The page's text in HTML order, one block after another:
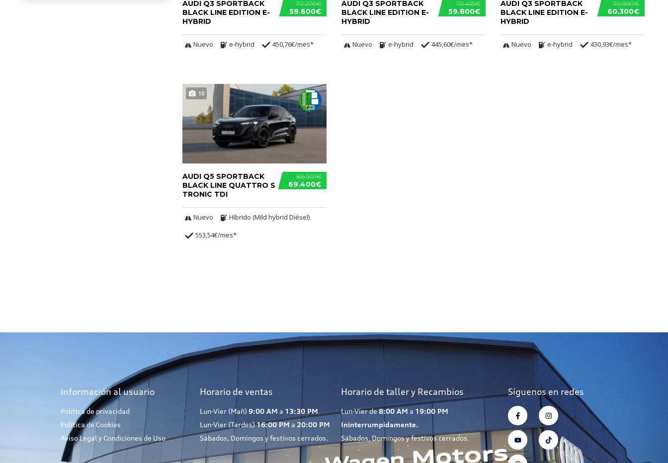
70.276€
59.600€
AUDI Q3 SPORTBACK
BLACK LINE EDITION E-
HYBRID
Nuevo e-hybrid 450,76€/mes*
70.415€
59.800€
AUDI Q3 SPORTBACK
BLACK LINE EDITION E-
HYBRID
Nuevo e-hybrid 445,60€/mes*
70.997€
60.300€
AUDI Q3 SPORTBACK
BLACK LINE EDITION E-
HYBRID
Nuevo e-hybrid 430,93€/mes*
10
86.501€
69.400€
AUDI Q5 SPORTBACK
BLACK LINE QUATTRO S
TRONIC TDI
Nuevo
Híbrido (Mild hybrid Diésel)
553,54€/mes*
Información al usuario
Política de privacidad
Política de Cookies
Aviso Legal y Condiciones de Uso
Horario de ventas
Lun-Vier (Mañ) 9:00 AM a 13:30 PM
Lun-Vier (Tardes)16:00 PM a 20:00 PM
Sábados, Domingos y festivos cerrados.
Horario de taller y Recambios
Lun-Vier de8:00 AM a 19:00 PM
Ininterrumpidamente.
Sábados, Domingos y festivos cerrados.
Síguenos en redes